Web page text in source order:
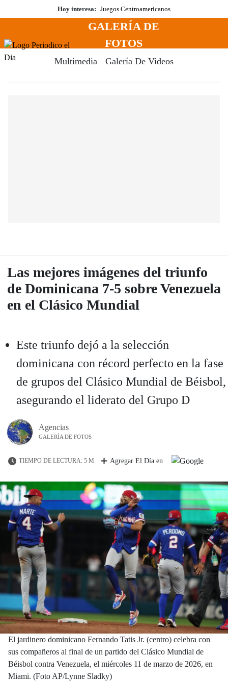
al
Hoy interesa: Juegos Centroamericanos
Menú Periodico El Dia Digital
GALERÍA DE
FOTOS
Multimedia Galería De Videos
Las mejores imágenes del triunfo
de Dominicana 7-5 sobre Venezuela
en el Clásico Mundial
Este triunfo dejó a la selección
dominicana con récord perfecto en la fase
de grupos del Clásico Mundial de Béisbol,
asegurando el liderato del Grupo D
Agencias
GALERÍA DE FOTOS
TIEMPO DE LECTURA: 5 M Agregar El Día en
El jardinero dominicano Fernando Tatis Jr. (centro) celebra con
sus compañeros al final de un partido del Clásico Mundial de
Béisbol contra Venezuela, el miércoles 11 de marzo de 2026, en
Miami. (Foto AP/Lynne Sladky)